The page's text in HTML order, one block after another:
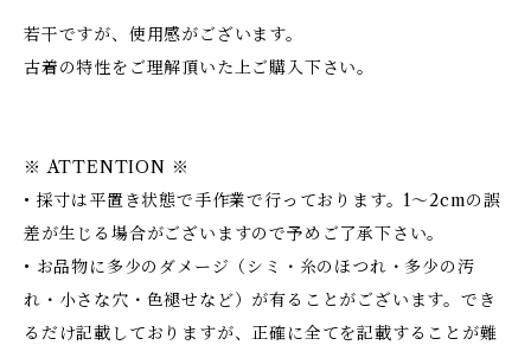
若干ですが、使用感がございます。
古着の特性をご理解頂いた上ご購入下さい。
※ ATTENTION ※
• 採寸は平置き状態で手作業で行っております。1～2cmの誤
差が生じる場合がございますので予めご了承下さい。
• お品物に多少のダメージ（シミ・糸のほつれ・多少の汚
れ・小さな穴・色褪せなど）が有ることがございます。でき
るだけ記載しておりますが、正確に全てを記載することが難